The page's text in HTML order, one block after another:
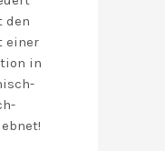
den
einer
in